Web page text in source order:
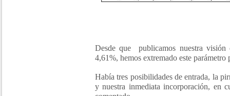
Desde que publicamos nuestra
4,61%, hemos extremado este parámetro
Había tres posibilidades de entrada, la
y nuestra inmediata incorporación, en